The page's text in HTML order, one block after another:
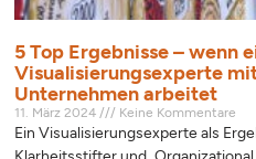
5 Top Ergebnisse – wenn
Visualisierungsexperte
Unternehmen arbeitet
11. März 2024 Keine Kommentare
Ein Visualisierungsexperte als